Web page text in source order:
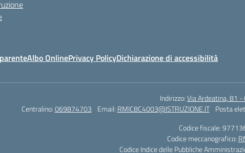
Albo OnlinePrivacy PolicyDichiarazione di accessibilità
Indirizzo:Via Ardeatina, 81
Centralino:069874703 Email: RMIC8C4003@ISTRUZIONE.IT Posta
Codice fiscale:
Codice meccanografico:
Codice Indice delle Pubbliche